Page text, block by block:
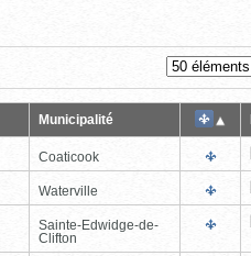
Municipalité
Coaticook
Waterville
Sainte-Edwidge-de-
Clifton